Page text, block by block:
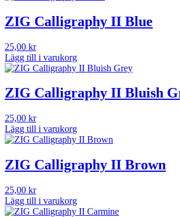
ZIG Calligraphy II Blue
25,00 kr
Lägg till i varukorg
ZIG Calligraphy II Bluish
25,00 kr
Lägg till i varukorg
ZIG Calligraphy II Brown
25,00 kr
Lägg till i varukorg